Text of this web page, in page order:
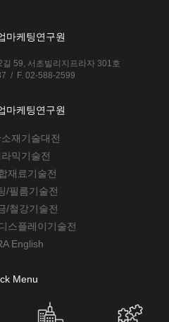
마케팅연구원
59, 서초빌리지프라자 301호
/ F. 02-588-2599
마케팅연구원
재기술대전
믹기술전
재료기술전
/필름기술전
/철강기술전
스플레이기술전
English
Menu